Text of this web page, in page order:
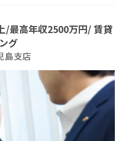
/最高年収2500万円/ 賃貸
グ
島支店